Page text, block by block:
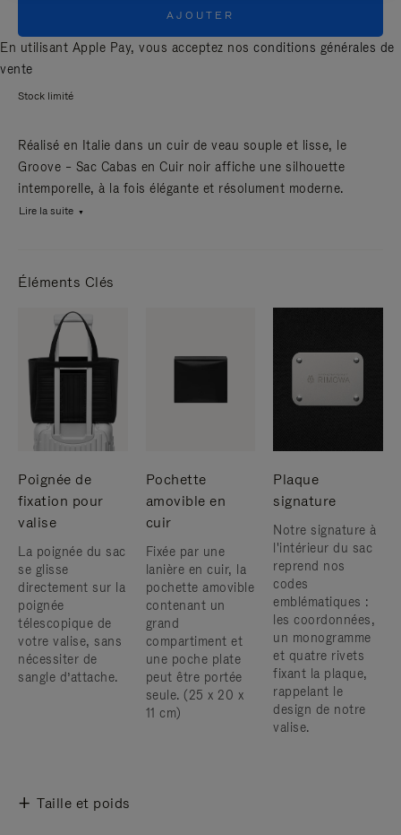
AJOUTER
En utilisant Apple Pay, vous acceptez nos conditions générales de
vente
Stock limité
Réalisé en Italie dans un cuir de veau souple et lisse, le
Groove – Sac Cabas en Cuir noir affiche une silhouette
intemporelle, à la fois élégante et résolument moderne.
Lire la suite
Éléments Clés
Poignée de
fixation pour
valise
La poignée du sac
se glisse
directement sur la
poignée
télescopique de
votre valise, sans
nécessiter de
sangle d’attache.
Pochette
amovible en
cuir
Fixée par une
lanière en cuir, la
pochette amovible
contenant un
grand
compartiment et
une poche plate
peut être portée
seule. (25 x 20 x
11 cm)
Plaque
signature
Notre signature à
l'intérieur du sac
reprend nos
codes
emblématiques :
les coordonnées,
un monogramme
et quatre rivets
fixant la plaque,
rappelant le
design de notre
valise.
Taille et poids